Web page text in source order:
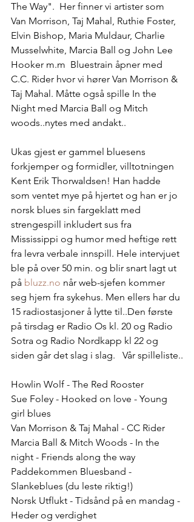
The Way".  Her finner vi artister som
Van Morrison, Taj Mahal, Ruthie Foster,
Elvin Bishop, Maria Muldaur, Charlie
Musselwhite, Marcia Ball og John Lee
Hooker m.m  Bluestrain åpner med
C.C. Rider hvor vi hører Van Morrison &
Taj Mahal. Måtte også spille In the
Night med Marcia Ball og Mitch
woods..nytes med andakt..
Ukas gjest er gammel bluesens
forkjemper og formidler, villtotningen
Kent Erik Thorwaldsen! Han hadde
som ventet mye på hjertet og han er jo
norsk blues sin fargeklatt med
strengespill inkludert sus fra
Mississippi og humor med heftige rett
fra levra verbale innspill. Hele intervjuet
ble på over 50 min. og blir snart lagt ut
på bluzz.no når web-sjefen kommer
seg hjem fra sykehus. Men ellers har du
15 radiostasjoner å lytte til..Den første
på tirsdag er Radio Os kl. 20 og Radio
Sotra og Radio Nordkapp kl 22 og
siden går det slag i slag.   Vår spilleliste..
Howlin Wolf - The Red Rooster
Sue Foley - Hooked on love - Young
girl blues
Van Morrison & Taj Mahal - CC Rider
Marcia Ball & Mitch Woods - In the
night - Friends along the way
Paddekommen Bluesband -
Slankeblues (du leste riktig!)
Norsk Utflukt - Tidsånd på en mandag -
Heder og verdighet